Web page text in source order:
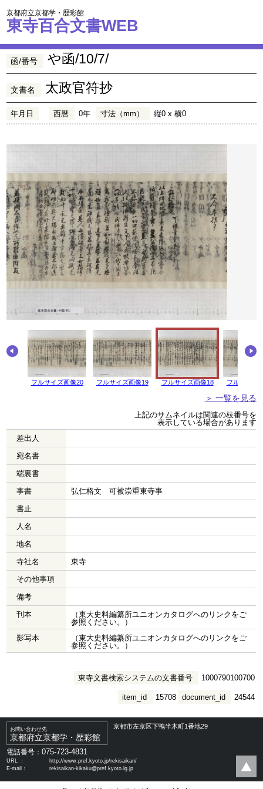
京都府立京都学・歴彩館
東寺百合文書WEB
函/番号 や函/10/7/
文書名 太政官符抄
年月日 西暦 0年 寸法（mm） 縦0 x 横0
フルサイズ画像20 フルサイズ画像19 フルサイズ画像18 フルサイズ
＞ 一覧を見る
上記のサムネイルは関連の枝番号を
表示している場合があります
差出人
宛名書
端裏書
事書
弘仁格文 可被崇重東寺事
書止
人名
地名
寺社名
東寺
その他事項
備考
刊本
（東大史料編纂所ユニオンカタログへのリンクをご
参照ください。）
影写本
（東大史料編纂所ユニオンカタログへのリンクをご
参照ください。）
東寺文書検索システムの文書番号 1000790100700
document_id 24544
item_id 15708
お問い合わせ先
京都府立京都学・歴彩館
京都市左京区下鴨半木町1番地29
電話番号：075-723-4831
URL ：
http://www.pref.kyoto.jp/rekisaikan/
E-mail：
rekisaikan-kikaku@pref.kyoto.lg.jp